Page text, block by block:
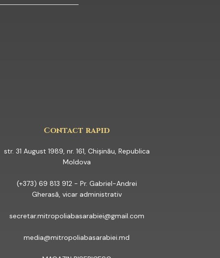
Contact rapid
str. 31 August 1989, nr. 161, Chișinău, Republica
Moldova
(+373) 69 813 912 - Pr. Gabriel-Andrei
Gherasă, vicar administrativ
secretar.mitropoliabasarabiei@gmail.com
media@mitropoliabasarabiei.md